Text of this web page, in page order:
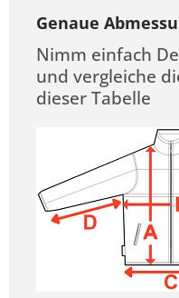
Genaue
Nimm einfach
und vergleiche
dieser Tabelle